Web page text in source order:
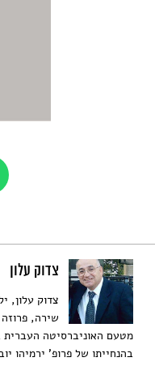
צדוק עלון
שירה,
מטעם האוניברסיטה העברית
בהנחייתו של פרופ' ירמיהו